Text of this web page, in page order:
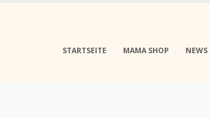
STARTSEITE MAMA SHOP NEWS